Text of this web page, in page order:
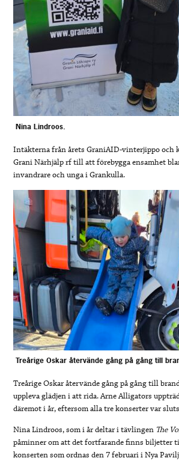
Nina Lindroos.
Intäkterna från årets GraniAID-vinterjippo och
Grani Närhjälp rf till att förebygga ensamhet
invandrare och unga i Grankulla.
Treårige Oskar återvände gång på gång till
Treårige Oskar återvände gång på gång till
uppleva glädjen i att rida. Arne Alligators
däremot i år, eftersom alla tre konserter var
Nina Lindroos, som i år deltar i tävlingen The
påminner om att det fortfarande finns biljetter
konserten som ordnas den 7 februari i Nya